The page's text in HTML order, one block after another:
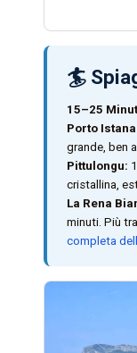
🏄
15–25
Porto
grande, ben
Pittulongu:
cristallina,
La Rena
minuti. Più
completa